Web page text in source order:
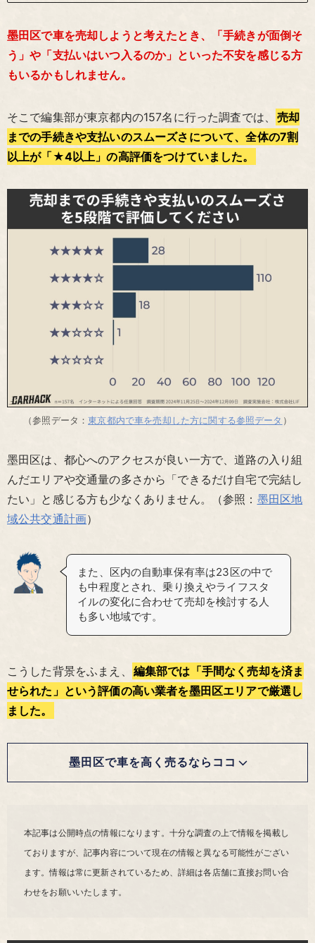
墨田区で車を売却しようと考えたとき、「手続きが面倒そ
う」や「支払いはいつ入るのか」といった不安を感じる方
もいるかもしれません。
そこで編集部が東京都内の157名に行った調査では、 売却
までの手続きや支払いのスムーズさについて、全体の7割
以上が「★4以上」の高評価をつけていました。
（参照データ：東京都内で車を売却した方に関する参照データ ）
墨田区は、都心へのアクセスが良い一方で、道路の入り組
んだエリアや交通量の多さから「できるだけ自宅で完結し
たい」と感じる方も少なくありません。（参照： 墨田区地
域公共交通計画）
また、区内の自動車保有率は23区の中で
も中程度とされ、乗り換えやライフスタ
イルの変化に合わせて売却を検討する人
も多い地域です。
こうした背景をふまえ、
編集部では「手間なく売却を済ま
せられた」という評価の高い業者を墨田区エリアで厳選し
ました。
墨田区で車を高く売るならココ
本記事は公開時点の情報になります。十分な調査の上で情報を掲載し
ておりますが、記事内容について現在の情報と異なる可能性がござい
ます。情報は常に更新されているため、詳細は各店舗に直接お問い合
わせをお願いいたします。